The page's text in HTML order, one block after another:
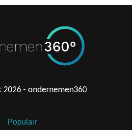
- ondernemen360
Populair